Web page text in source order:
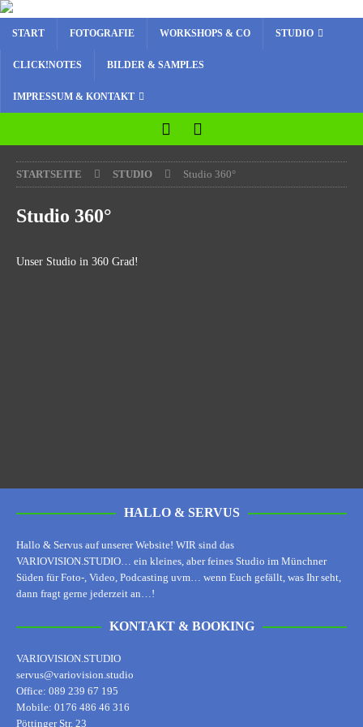
START FOTOGRAFIE WORKSHOPS & CO STUDIO
CLICK!NOTES BILDER & SAMPLES
IMPRESSUM & KONTAKT
STARTSEITE STUDIO Studio 360°
Studio 360°
Unser Studio in 360 Grad!
HALLO & SERVUS
Hallo & Servus auf unserer Website! WIR sind das
VARIOVISION.STUDIO… ein kleines, aber feines Studio im Münchner
Süden für Foto-, Video, Podcasting uvm… wenn Euch gefällt, was Ihr seht,
dann fragt gerne jederzeit an…!
KONTAKT & BOOKING
VARIOVISION.STUDIO
servus@variovision.studio
Office: 089 239 67 195
Mobile: 0176 486 46 316
Pöttinger Str. 23